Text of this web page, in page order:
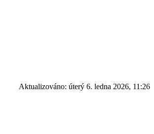
Aktualizováno: úterý 6. ledna 2026, 11:26